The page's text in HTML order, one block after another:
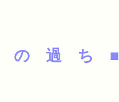
の 過 ち ■